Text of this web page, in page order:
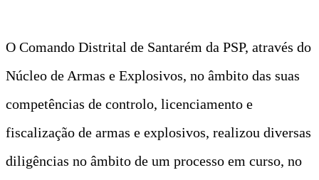
O Comando Distrital de Santarém da PSP, através do
Núcleo de Armas e Explosivos, no âmbito das suas
competências de controlo, licenciamento e
fiscalização de armas e explosivos, realizou diversas
diligências no âmbito de um processo em curso, no